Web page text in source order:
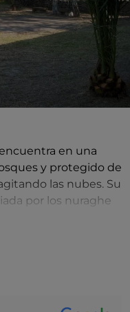
en una
y protegido de
las nubes. Su
por los nuraghe